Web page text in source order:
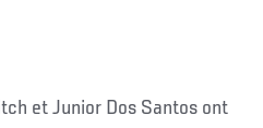
et Junior Dos Santos ont